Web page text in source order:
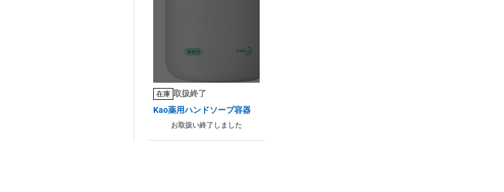
在庫 取扱終了
Kao薬用ハンドソープ容器
お取扱い終了しました